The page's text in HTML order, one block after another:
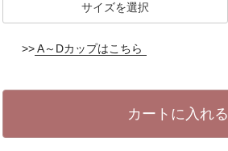
>>A～Dカップはこちら
カートに入れる